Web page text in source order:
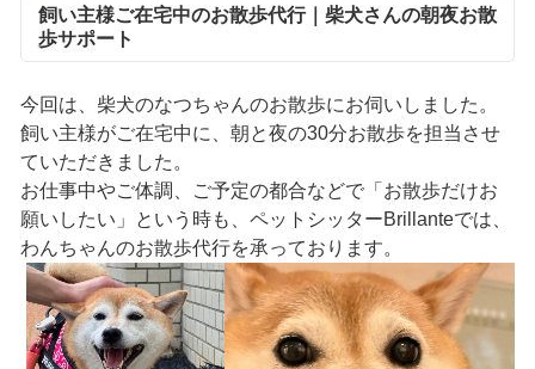
飼い主様ご在宅中のお散歩代行｜柴犬さんの朝夜お散
歩サポート
今回は、柴犬のなつちゃんのお散歩にお伺いしました。
飼い主様がご在宅中に、朝と夜の30分お散歩を担当させ
ていただきました。
お仕事中やご体調、ご予定の都合などで「お散歩だけお
願いしたい」という時も、ペットシッターBrillanteでは、
わんちゃんのお散歩代行を承っております。